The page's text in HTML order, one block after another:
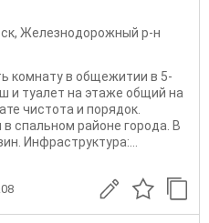
, Железнодорожный р-н
комнату в общежитии в 5-
и туалет на этаже общий на
чистота и порядок.
спальном районе города. В
Инфраструктура:...